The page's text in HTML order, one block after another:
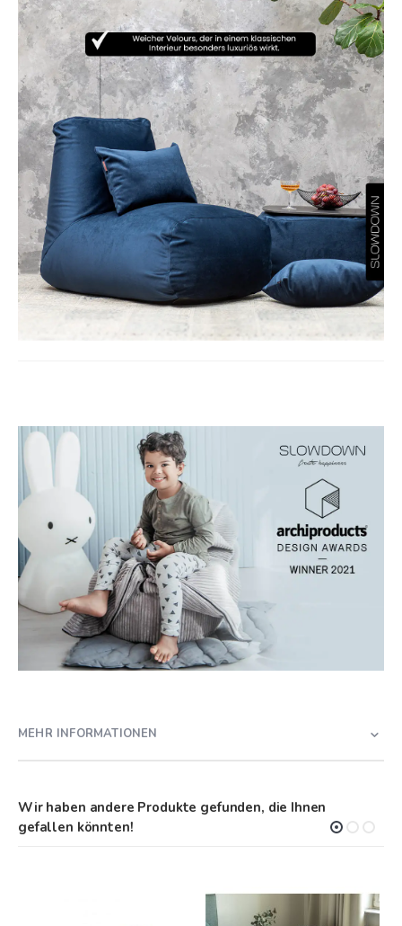
MEHR INFORMATIONEN
Wir haben andere Produkte gefunden, die Ihnen
gefallen könnten!